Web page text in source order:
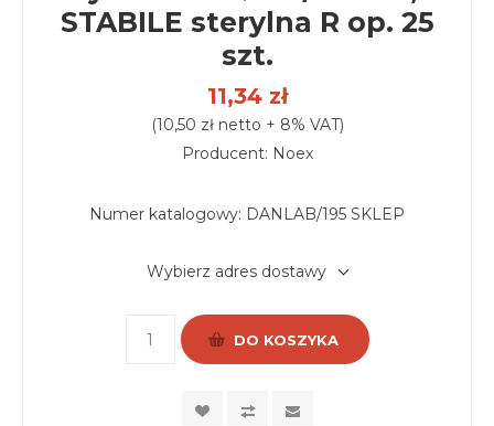
STABILE sterylna R op. 25
szt.
11,34 zł
(10,50 zł netto + 8% VAT)
Producent: Noex
Numer katalogowy: DANLAB/195 SKLEP
Wybierz adres dostawy
DO KOSZYKA